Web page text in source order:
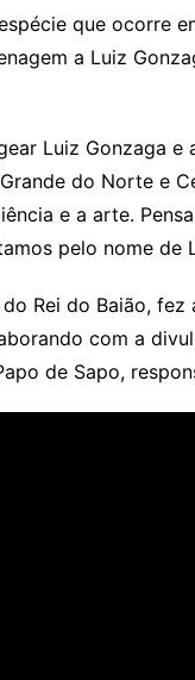
que ocorre
a Luiz
Luiz Gonzaga
do Norte e
e a arte.
pelo nome de
Rei do Baião,
com a
de Sapo,